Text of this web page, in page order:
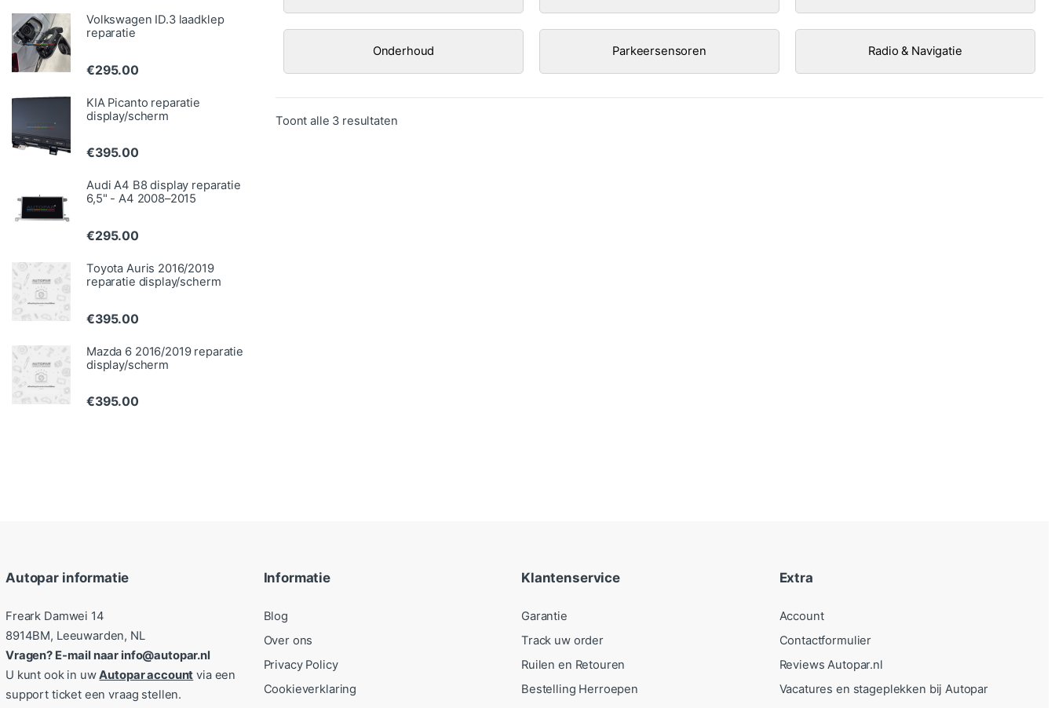
Onderhoud Parkeersensoren Radio & Navigatie
Toont alle 3 resultatenGesorteerd op populariteit
Volkswagen ID.3 laadklep
reparatie
€295.00
KIA Picanto reparatie
display/scherm
€395.00
Audi A4 B8 display reparatie
6,5" - A4 2008–2015
€295.00
Toyota Auris 2016/2019
reparatie display/scherm
€395.00
Mazda 6 2016/2019 reparatie
display/scherm
€395.00
Autopar informatie
Freark Damwei 14
8914BM, Leeuwarden, NL
Vragen? E-mail naar info@autopar.nl
U kunt ook in uwAutopar account via een
support ticket een vraag stellen.
Informatie
Blog
Over ons
Privacy Policy
Cookieverklaring
Klantenservice
Garantie
Track uw order
Ruilen en Retouren
Bestelling Herroepen
Extra
Account
Contactformulier
Reviews Autopar.nl
Vacatures en stageplekken bij Autopar